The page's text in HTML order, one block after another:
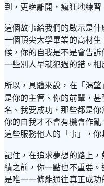
到，更晚離開，瘋狂地練
這個故事給我們的啟示是
一個頂尖大學畢業的高材
候，你的自我是不是會告
一些別人早就犯過的錯。
所以，具體來說，在「渴
是你的主管、你的前輩，
名、我要成功，那些都是
你的自我才不會有機會作
這些服務他人的「事」，
記住，在追求夢想的路上
績之前，你一點也不重要
是唯一一條能通往真正成